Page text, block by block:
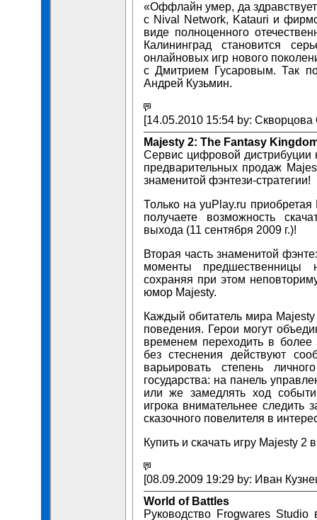
«Оффлайн умер, да
с Nival Network, Katauri и
виде полноценного
Калининград становится
онлайновых игр нового
с Дмитрием Гусаровым. Так
Андрей Кузьмин.
[14.05.2010 15:54 by:
Majesty 2: The Fantasy
Сервис цифровой дистрибуции
предварительных продаж
знаменитой фэнтези-стратегии!
Только на yuPlay.ru
получаете возможность
выхода (11 сентября 2009 г.)!
Вторая часть знаменитой
моменты предшественницы
сохраняя при этом
юмор Majesty.
Каждый обитатель мира
поведения. Герои могут
временем переходить в
без стеснения действуют
варьировать степень
государства: на панель
или же замедлять ход
игрока внимательнее
сказочного повелителя в
Купить и скачать игру Majesty 2
[08.09.2009 19:29 by: Иван
World of Battles
Руководство Frogwares